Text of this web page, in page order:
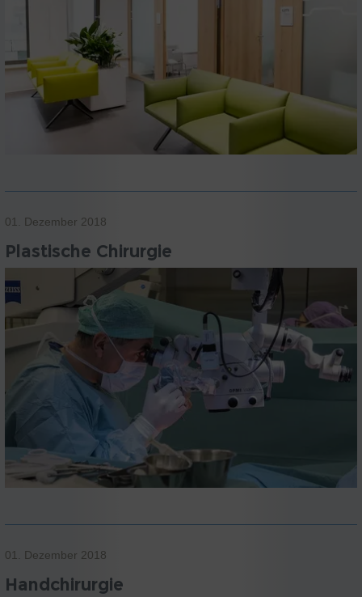
01. Dezember 2018
Plastische Chirurgie
01. Dezember 2018
Handchirurgie